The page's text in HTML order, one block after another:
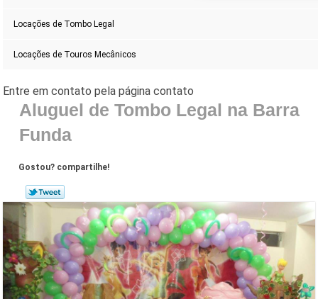
Locações de Tombo Legal
Locações de Touros Mecânicos
Aluguel de Tombo Legal na Barra
Funda
Gostou? compartilhe!